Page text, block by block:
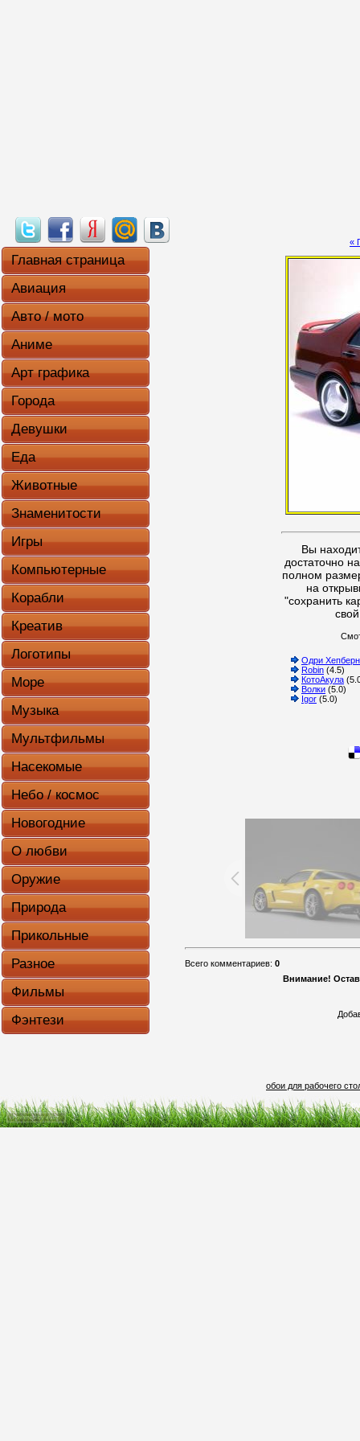
Главная страница
Авиация
Авто / мото
Аниме
Арт графика
Города
Девушки
Еда
Животные
Знаменитости
Игры
Компьютерные
Корабли
Креатив
Логотипы
Море
Музыка
Мультфильмы
Насекомые
Небо / космос
Новогодние
О любви
Оружие
Природа
Прикольные
Разное
Фильмы
Фэнтези
«
Вы
достаточно
полном
на
"сохранить
Одри Хепберн
Robin (4.5)
КотоАкула
Волки (5.0)
Igor (5.0)
Всего комментариев: 0
Внимание!
обои для рабочего